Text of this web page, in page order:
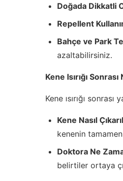
Doğada Dikkatli
Repellent
Bahçe ve Park
azaltabilirsiniz.
Kene Isırığı Sonrası
Kene ısırığı
Kene Nasıl
kenenin tamamen
Doktora Ne
belirtiler ortaya